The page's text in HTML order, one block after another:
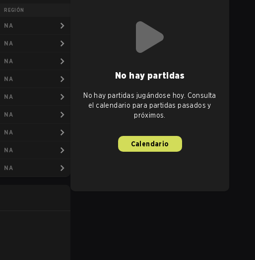
REGIÓN
NA
NA
NA
NA
NA
NA
NA
NA
NA
No hay partidas
No hay partidas jugándose hoy. Consulta
el calendario para partidas pasados y
próximos.
Calendario